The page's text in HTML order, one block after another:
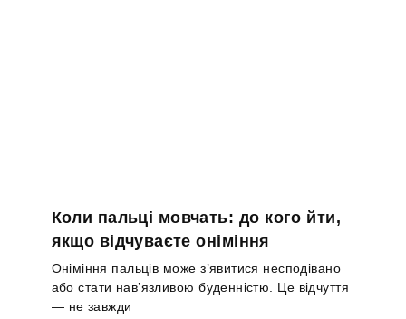
Коли пальці мовчать: до кого йти,
якщо відчуваєте оніміння
Оніміння пальців може з’явитися несподівано
або стати нав’язливою буденністю. Це відчуття
— не завжди